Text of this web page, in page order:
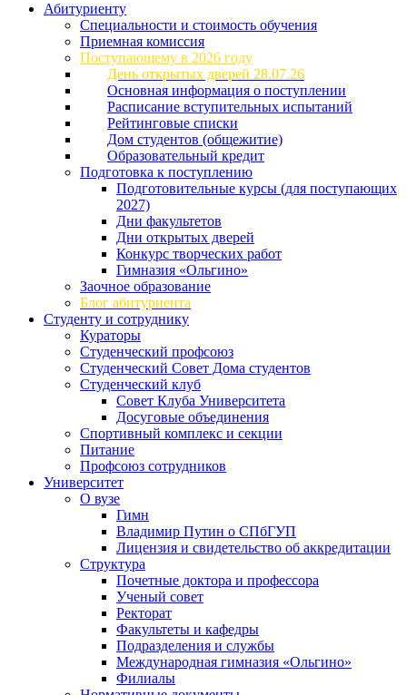
Абитуриенту
Специальности и стоимость обучения
Приемная комиссия
Поступающему в 2026 году
День открытых дверей 28.07.26
Основная информация о поступлении
Расписание вступительных испытаний
Рейтинговые списки
Дом студентов (общежитие)
Образовательный кредит
Подготовка к поступлению
Подготовительные курсы (для поступающих
2027)
Дни факультетов
Дни открытых дверей
Конкурс творческих работ
Гимназия «Ольгино»
Заочное образование
Блог абитуриента
Студенту и сотруднику
Кураторы
Студенческий профсоюз
Студенческий Совет Дома студентов
Студенческий клуб
Совет Клуба Университета
Досуговые объединения
Спортивный комплекс и секции
Питание
Профсоюз сотрудников
Университет
О вузе
Гимн
Владимир Путин о СПбГУП
Лицензия и свидетельство об аккредитации
Структура
Почетные доктора и профессора
Ученый совет
Ректорат
Факультеты и кафедры
Подразделения и службы
Международная гимназия «Ольгино»
Филиалы